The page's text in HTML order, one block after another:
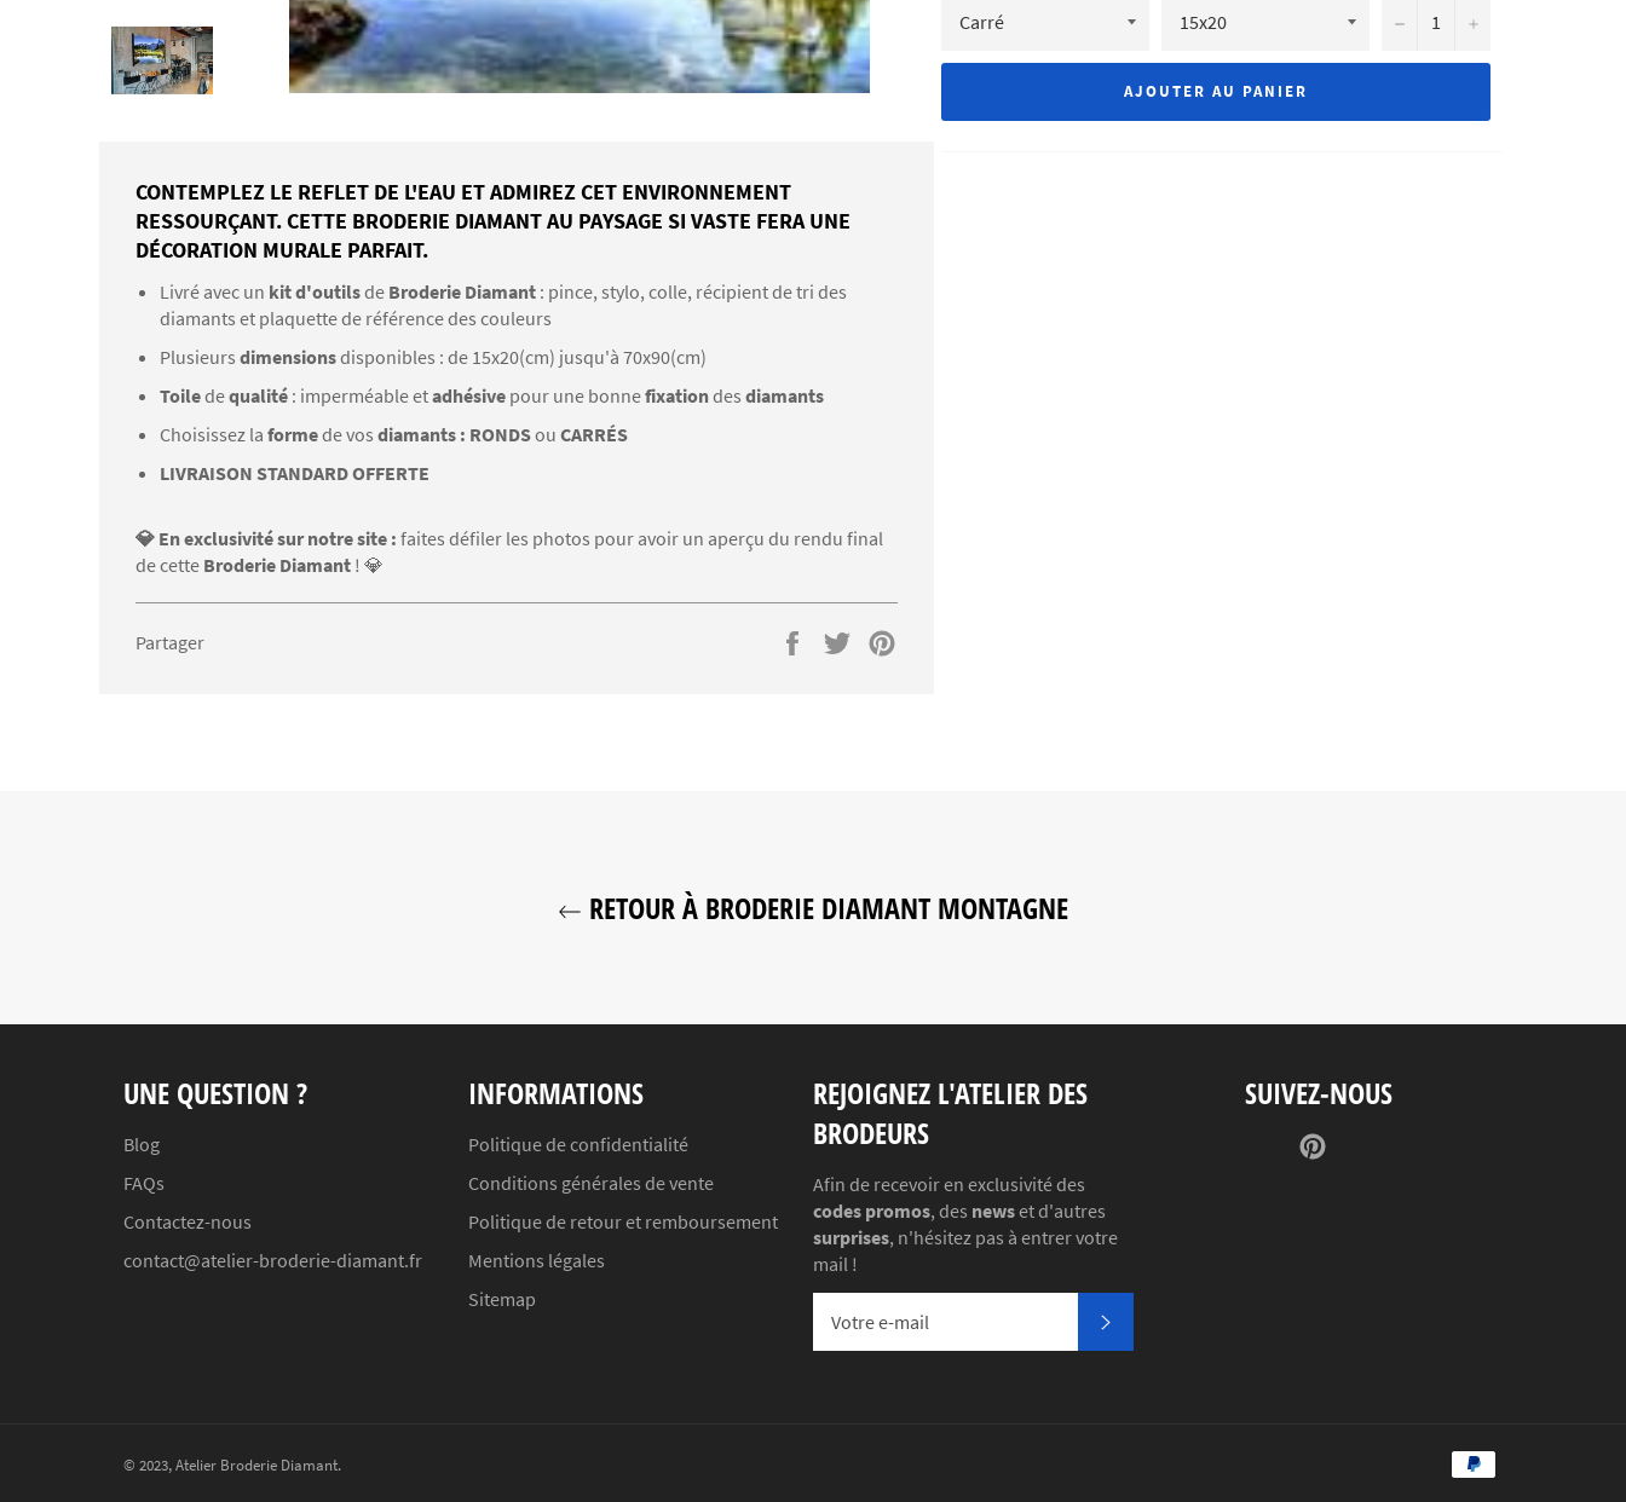
CONTEMPLEZ LE REFLET DE L'EAU ET ADMIREZ CET ENVIRONNEMENT
RESSOURÇANT. CETTE BRODERIE DIAMANT AU PAYSAGE SI VASTE FERA UNE
DÉCORATION MURALE PARFAIT.
Livré avec un kit d'outilsde Broderie Diamant : pince, stylo, colle, récipient de tri des
diamants et plaquette de référence des couleurs
Plusieurs dimensionsdisponibles : de 15x20(cm) jusqu'à 70x90(cm)
Toiledequalité : imperméable etadhésive pour une bonnefixationdes diamants
Choisissez la formede vos diamants : RONDSou CARRÉS
LIVRAISON STANDARD OFFERTE
💎 En exclusivité sur notre site : faites défiler les photos pour avoir un aperçu du rendu final
de cette Broderie Diamant ! 💎
Partager
PartagerTweeter
− +
AJOUTER AU PANIER
RETOUR À BRODERIE DIAMANT MONTAGNE
UNE QUESTION ?
Blog
FAQs
Contactez-nous
contact@atelier-broderie-diamant.fr
INFORMATIONS
Politique de confidentialité
Conditions générales de vente
Politique de retour et remboursement
Mentions légales
Sitemap
REJOIGNEZ L'ATELIER DES
BRODEURS
Afin de recevoir en exclusivité des
codes promos, des newset d'autres
surprises, n'hésitez pas à entrer votre
mail !
SUIVEZ-NOUS
© 2023,Atelier Broderie Diamant.